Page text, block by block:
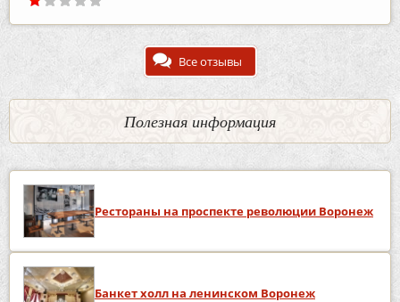
Все отзывы
Полезная информация
Рестораны на проспекте революции Воронеж
Банкет холл на ленинском Воронеж